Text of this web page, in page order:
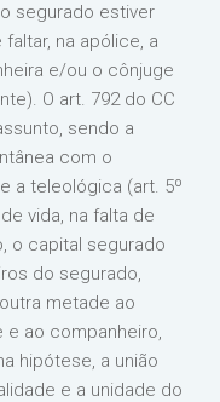
segurado estiver
na apólice, a
e/ou o cônjuge
O art. 792 do CC
sendo a
com o
a teleológica (art. 5º
vida, na falta de
o capital segurado
do segurado,
metade ao
e ao companheiro,
hipótese, a união
e a unidade do